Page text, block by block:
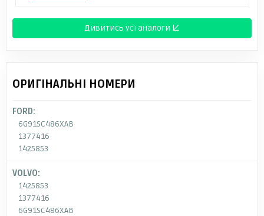
Дивитись усі аналоги ↓
ОРИГІНАЛЬНІ НОМЕРИ
FORD:
6G91SC486XAB
1377416
1425853
VOLVO:
1425853
1377416
6G91SC486XAB